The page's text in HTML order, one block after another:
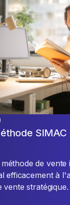
de vente
efficacement à
vente stratégique.